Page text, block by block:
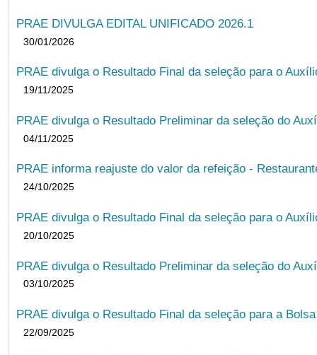
PRAE DIVULGA EDITAL UNIFICADO 2026.1
30/01/2026
PRAE divulga o Resultado Final da seleção para o
19/11/2025
PRAE divulga o Resultado Preliminar da seleção do
04/11/2025
PRAE informa reajuste do valor da refeição -
24/10/2025
PRAE divulga o Resultado Final da seleção para o
20/10/2025
PRAE divulga o Resultado Preliminar da seleção do
03/10/2025
PRAE divulga o Resultado Final da seleção para a
22/09/2025